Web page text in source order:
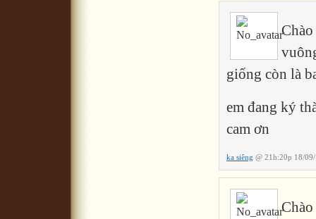
giống còn là
em đang ký
cam ơn
ka siêng @ 21h:20p 18/